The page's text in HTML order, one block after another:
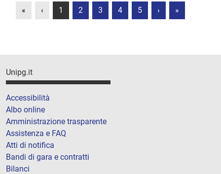
« ‹ 1 2 3 4 5 › »
Unipg.it
Accessibilità
Albo online
Amministrazione trasparente
Assistenza e FAQ
Atti di notifica
Bandi di gara e contratti
Bilanci